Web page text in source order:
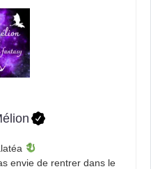
envie de rentrer dans le